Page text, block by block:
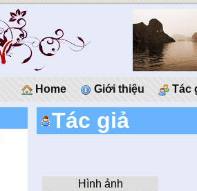
Home Giới thiệu Tác
Tác giả
Hình ảnh